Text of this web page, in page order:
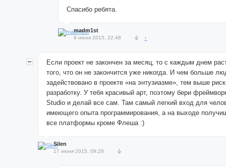
Спасибо ребята.
madm1st
9 июня 2015, 22:48 ↑
Если проект не закончен за месяц, то с каждым днем
того, что он не закончится уже никогда. И чем больше
задействовано в проекте «на энтузиазме», тем выше
разработку. У тебя красивый арт, поэтому бери
Studio и делай все сам. Там самый легкий вход для
имеющего опыта программирования, а на выходе
все платформы кроме Флеша :)
Silen
17 июня 2015, 09:28